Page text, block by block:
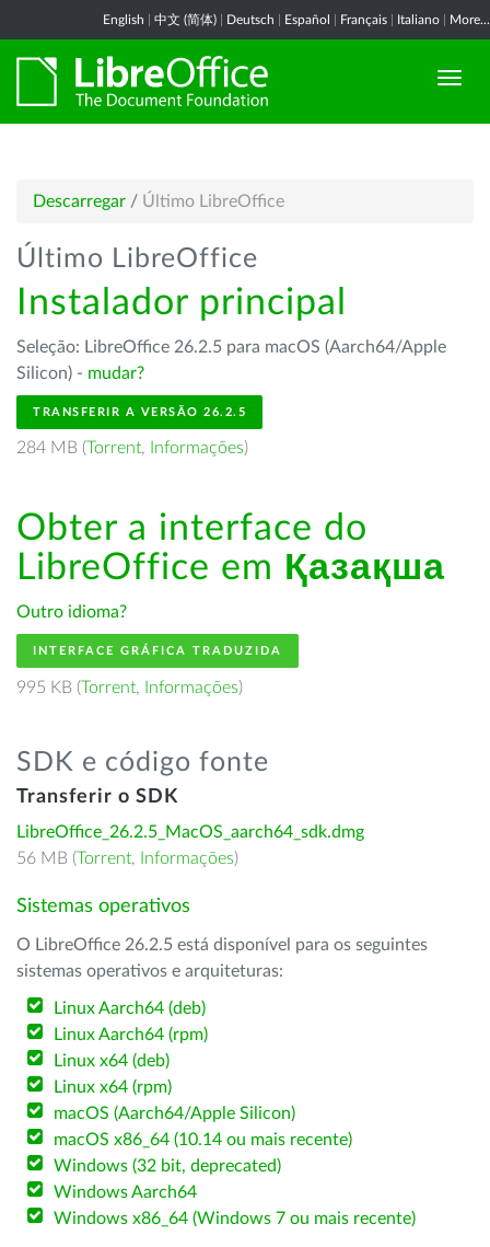
English 中文 (简体) Deutsch Español Français Italiano More...
Descarregar / Último LibreOffice
Último LibreOffice
Instalador principal
Seleção: LibreOffice 26.2.5 para macOS (Aarch64/Apple
Silicon) - mudar?
TRANSFERIR A VERSÃO 26.2.5
284 MB (Torrent, Informações)
Obter a interface do
LibreOffice em Қазақша
Outro idioma?
INTERFACE GRÁFICA TRADUZIDA
995 KB (Torrent, Informações)
SDK e código fonte
Transferir o SDK
LibreOffice_26.2.5_MacOS_aarch64_sdk.dmg
56 MB (Torrent, Informações)
Sistemas operativos
O LibreOffice 26.2.5 está disponível para os seguintes
sistemas operativos e arquiteturas:
Linux Aarch64 (deb)
Linux Aarch64 (rpm)
Linux x64 (deb)
Linux x64 (rpm)
macOS (Aarch64/Apple Silicon)
macOS x86_64 (10.14 ou mais recente)
Windows (32 bit, deprecated)
Windows Aarch64
Windows x86_64 (Windows 7 ou mais recente)